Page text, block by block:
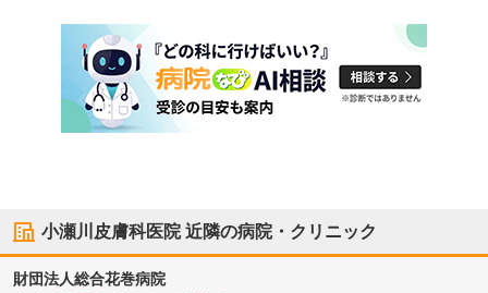
小瀬川皮膚科医院近隣の病院・クリニック
財団法人総合花巻病院